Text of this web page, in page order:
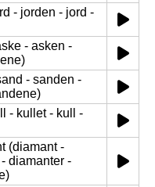
- jorden - jord -
- asken -
- sanden -
- kullet - kull -
(diamant -
diamanter -